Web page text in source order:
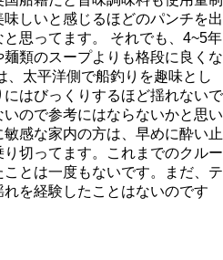
しいと感じるほどのパンチを出
思ってます。 それでも、4~5年
類のスープよりも格段に良くな
、太平洋側で船釣りを趣味とし
はびっくりするほど揺れないで
ので参考にはならないかと思い
感な家内の方は、早めに酔い止
切ってます。これまでのクルー
とは一度もないです。まだ、テ
を経験したことはないのです